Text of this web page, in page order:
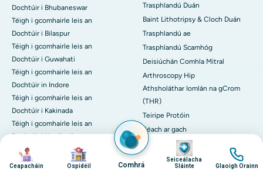
Íomha
Ceapacháin
Íomha
Ospidéil Comhrá
Íomha
Seiceálacha
Sláinte
Íomha
Glaoigh Orainn
Dochtúir i Bhubaneswar
Téigh i gcomhairle leis an
Dochtúir i Bilaspur
Téigh i gcomhairle leis an
Dochtúir i Guwahati
Téigh i gcomhairle leis an
Dochtúir in Indore
Téigh i gcomhairle leis an
Dochtúir i Kakinada
Téigh i gcomhairle leis an
Dochtúir i Karaikudi
Téigh i gcomhairle leis an
Dochtúir i Karur
Trasphlandú Duán
Baint Lithotripsy & Cloch Duán
Trasphlandú ae
Trasphlandú Scamhóg
Deisiúchán Comhla Mitral
Arthroscopy Hip
Athsholáthar Iomlán na gCrom
(THR)
Teiripe Protóin
Féach ar gach
Treoir comharthaí
Péine Géar cliabh
Hemoptysis (casacht aníos fola)